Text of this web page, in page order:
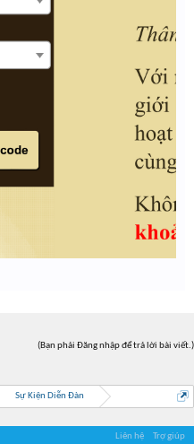
(Bạn phải Đăng nhập để trả lời bài viết.)
Sự Kiện Diễn Đàn
Liên hệ Trợ giúp